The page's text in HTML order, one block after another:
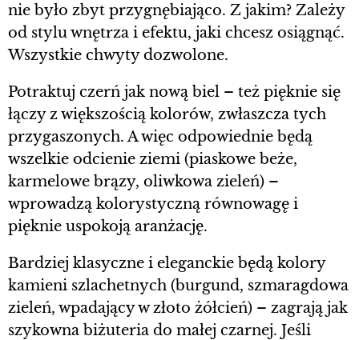
nie było zbyt przygnębiająco. Z jakim? Zależy
od stylu wnętrza i efektu, jaki chcesz osiągnąć.
Wszystkie chwyty dozwolone.
Potraktuj czerń jak nową biel – też pięknie się
łączy z większością kolorów, zwłaszcza tych
przygaszonych. A więc odpowiednie będą
wszelkie odcienie ziemi (piaskowe beże,
karmelowe brązy, oliwkowa zieleń) –
wprowadzą kolorystyczną równowagę i
pięknie uspokoją aranżację.
Bardziej klasyczne i eleganckie będą kolory
kamieni szlachetnych (burgund, szmaragdowa
zieleń, wpadający w złoto żółcień) – zagrają jak
szykowna biżuteria do małej czarnej. Jeśli